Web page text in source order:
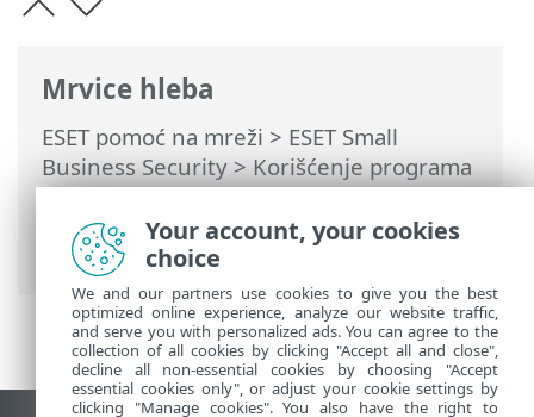
Mrvice hleba
ESET pomoć na mreži > ESET Small
Business Security>Korišćenje programa
ESET Small Business Security>Napredno
podešavanje>Obaveštenja>
Obaveštenja na radnoj površini
Your account, your cookies
choice
We and our partners use cookies to give you the best
optimized online experience, analyze our website traffic,
and serve you with personalized ads. You can agree to the
collection of all cookies by clicking "Accept all and close",
decline all non-essential cookies by choosing "Accept
essential cookies only", or adjust your cookie settings by
clicking "Manage cookies". You also have the right to